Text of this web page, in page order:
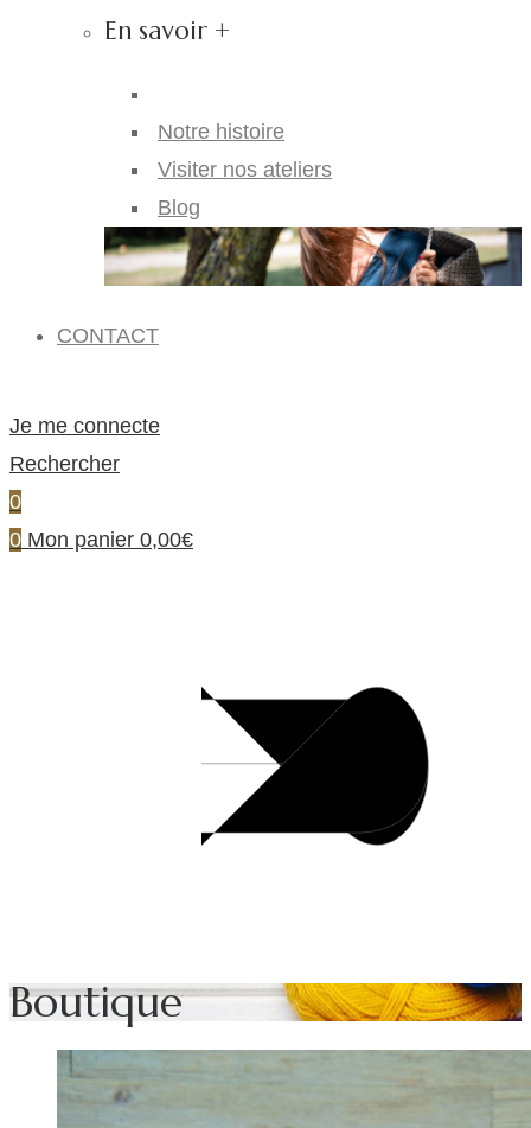
En savoir +
Notre histoire
Visiter nos ateliers
Blog
CONTACT
Je me connecte
Rechercher
0
0 Mon panier 0,00€
Boutique